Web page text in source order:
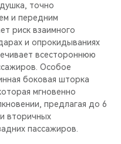
точно
и передним
риск взаимного
и опрокидываниях
всестороннюю
Особое
боковая шторка
мгновенно
предлагая до 6
вторичных
пассажиров.